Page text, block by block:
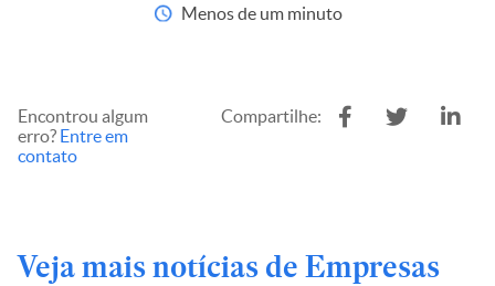
Menos de um minuto
Encontrou algum
erro? Entre em
contato
Compartilhe:
Veja mais notícias de Empresas